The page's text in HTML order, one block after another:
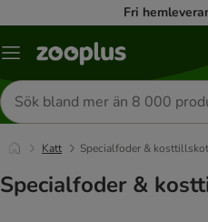
Fri
Katalogmeny
Sök
efter
produkter
Katt Specialfoder &
Specialfoder &